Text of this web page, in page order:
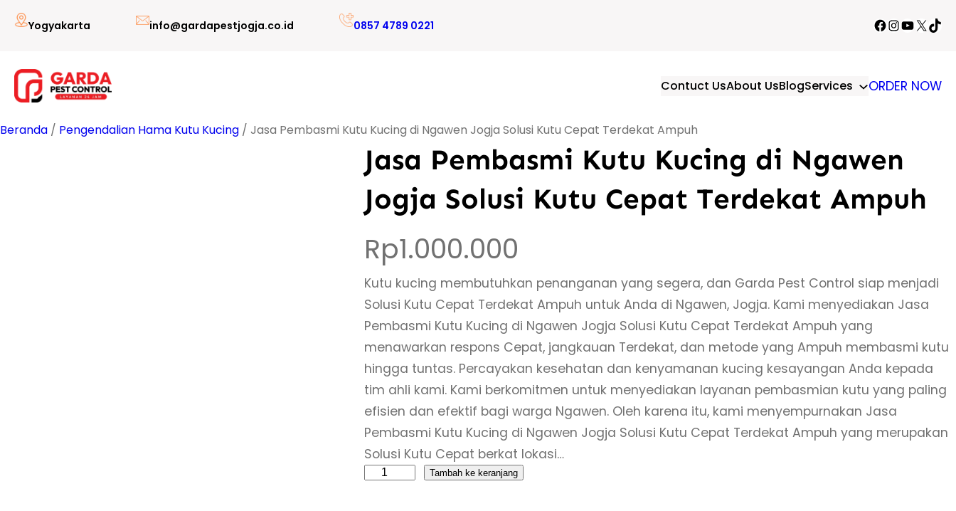
Lewati
Yogyakarta info@gardapestjogja.co.id 0857 4789 0221 Facebook
Instagram
YouTube
X
Contuct UsAbout UsBlogServices ORDER NOW
Beranda / Pengendalian Hama Kutu Kucing / Jasa Pembasmi Kutu Kucing di Ngawen Jogja Solusi Kutu Cepat Terdekat Ampuh
Jasa Pembasmi Kutu Kucing di Ngawen
Jogja Solusi Kutu Cepat Terdekat Ampuh
Rp1.000.000
Kutu kucing membutuhkan penanganan yang segera, dan Garda Pest Control siap menjadi
Solusi Kutu Cepat Terdekat Ampuh untuk Anda di Ngawen, Jogja. Kami menyediakan Jasa
Pembasmi Kutu Kucing di Ngawen Jogja Solusi Kutu Cepat Terdekat Ampuh yang
menawarkan respons Cepat, jangkauan Terdekat, dan metode yang Ampuh membasmi kutu
hingga tuntas. Percayakan kesehatan dan kenyamanan kucing kesayangan Anda kepada
tim ahli kami. Kami berkomitmen untuk menyediakan layanan pembasmian kutu yang paling
efisien dan efektif bagi warga Ngawen. Oleh karena itu, kami menyempurnakan Jasa
Pembasmi Kutu Kucing di Ngawen Jogja Solusi Kutu Cepat Terdekat Ampuh yang merupakan
Solusi Kutu Cepat berkat lokasi…
Tambah ke keranjang